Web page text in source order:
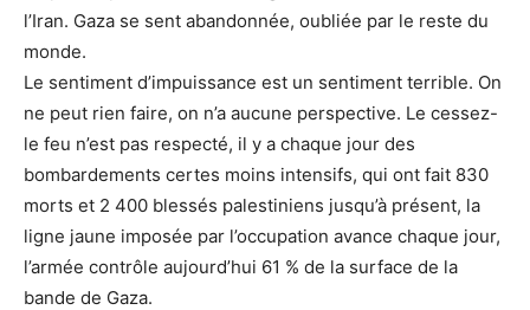
l’Iran. Gaza se sent abandonnée, oubliée par le reste du
monde.
Le sentiment d’impuissance est un sentiment terrible. On
ne peut rien faire, on n’a aucune perspective. Le cessez-
le feu n’est pas respecté, il y a chaque jour des
bombardements certes moins intensifs, qui ont fait 830
morts et 2 400 blessés palestiniens jusqu’à présent, la
ligne jaune imposée par l’occupation avance chaque jour,
l’armée contrôle aujourd’hui 61 % de la surface de la
bande de Gaza.